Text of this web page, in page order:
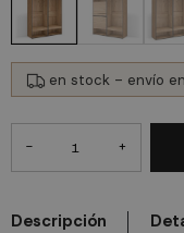
en stock - envío
- +
Descripción